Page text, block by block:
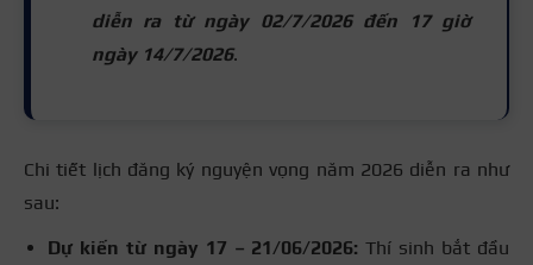
diễn ra từ ngày 02/7/2026 đến 17 giờ
ngày 14/7/2026.
Chi tiết lịch đăng ký nguyện vọng năm 2026 diễn ra như
sau:
Dự kiến từ ngày 17 – 21/06/2026: Thí sinh bắt đầu